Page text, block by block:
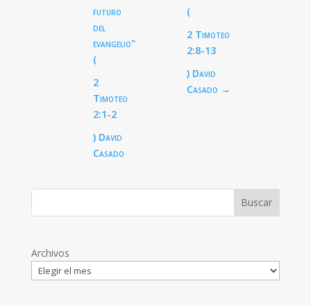
futuro
del
evangelio"
(
2
Timoteo
2:1-2
) David
Casado
(
2 Timoteo
2:8-13
) David
Casado →
Archivos